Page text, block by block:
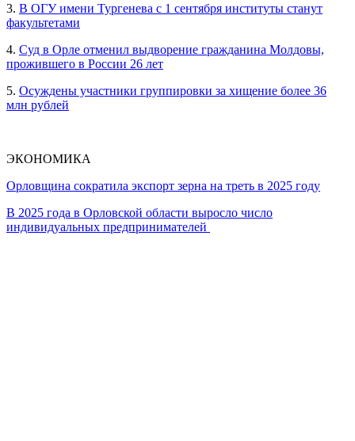
3. В ОГУ имени Тургенева с 1 сентября институты станут
факультетами
4. Суд в Орле отменил выдворение гражданина Молдовы,
прожившего в России 26 лет
5. Осуждены участники группировки за хищение более 36
млн рублей
ЭКОНОМИКА
Орловщина сократила экспорт зерна на треть в 2025 году
В 2025 года в Орловской области выросло число
индивидуальных предпринимателей